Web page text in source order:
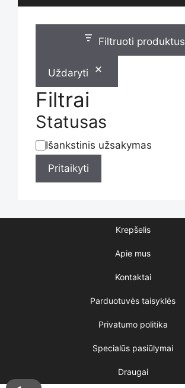
Filtruoti produktus
Uždaryti
Filtrai
Statusas
Statusas
Išankstinis užsakymas
Pritaikyti
Krepšelis
Apie mus
Kontaktai
Parduotuvės taisyklės
Privatumo politika
Specialūs pasiūlymai
Draugai